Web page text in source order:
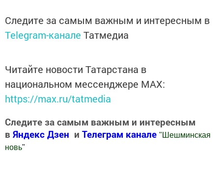
Следите за самым важным и интересным в
Telegram-канале Татмедиа
Читайте новости Татарстана в
национальном мессенджере MАХ:
https://max.ru/tatmedia
Следите за самым важным и интересным
в Яндекс Дзен и Телеграм канале " Шешминская
новь"